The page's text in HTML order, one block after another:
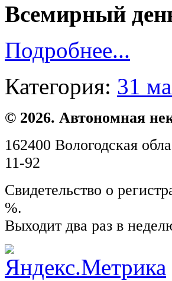
Всемирный
Подробнее...
Категория: 31
© 2026. Автономная
162400 Вологодская
11-92
Свидетельство о
%.
Выходит два раз в